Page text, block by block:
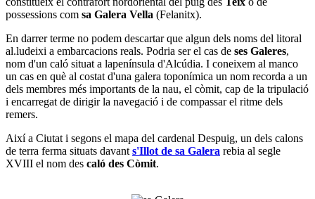
possessions com sa Galera Vella (Felanitx).
En darrer terme no podem descartar que algun dels noms del litoral
al.ludeixi a embarcacions reals. Podria ser el cas de ses Galeres,
nom d'un caló situat a lapenínsula d'Alcúdia. I coneixem al manco
un cas en què al costat d'una galera toponímica un nom recorda a un
dels membres més importants de la nau, el còmit, cap de la tripulació
i encarregat de dirigir la navegació i de compassar el ritme dels
remers.
Així a Ciutat i segons el mapa del cardenal Despuig, un dels calons
de terra ferma situats davant s'Illot de sa Galera rebia al segle
XVIII el nom des caló des Còmit.